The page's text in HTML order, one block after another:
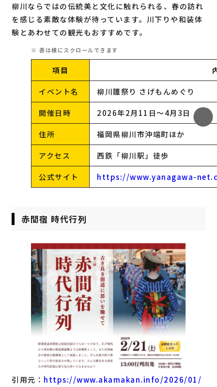
柳川ならではの伝統美と文化に触れられる、春の訪れ
を感じる素敵な体験が待っています。川下りや和装体
験とあわせての観光もおすすめです。
項目
イベント名 柳川雛祭り さげもんめぐり
開催日時 2026年2月11日〜4月3日
住所 福岡県柳川市沖端町ほか
アクセス 西鉄「柳川駅」徒歩
公式サイト https://www.yanagawa-
赤間宿 時代行列
引用元： https://www.akamakan.info/2026/01/